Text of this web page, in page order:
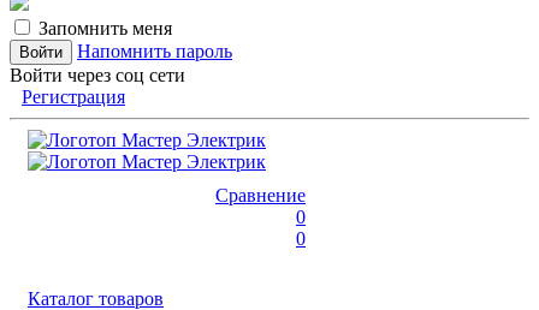
Запомнить меня
Напомнить пароль
Войти через соц сети
Регистрация
Сравнение
0
0
Каталог товаров